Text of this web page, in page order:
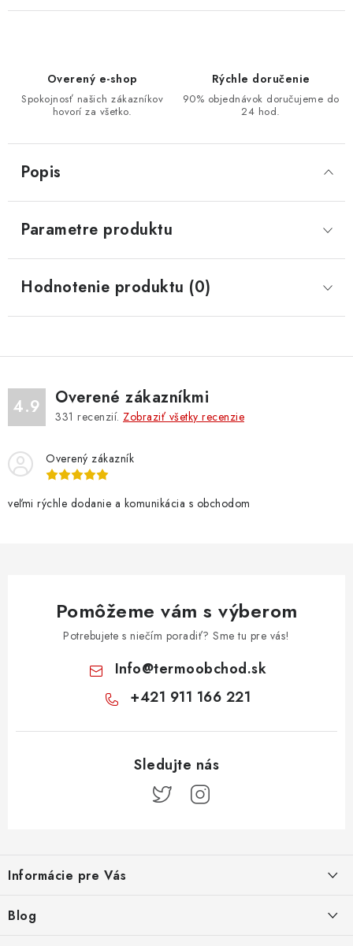
Overený e-shop
Spokojnosť našich zákazníkov
hovorí za všetko.
Rýchle doručenie
90% objednávok doručujeme do
24 hod.
Popis
Parametre produktu
Hodnotenie produktu (0)
4.9 Overené zákazníkmi
331 recenzií. Zobraziť všetky recenzie
Overený zákazník
veľmi rýchle dodanie a komunikácia s obchodom
Pomôžeme vám s výberom
Potrebujete s niečím poradiť? Sme tu pre vás!
Info@termoobchod.sk
+421 911 166 221
p
ä
Informácie pre Vás
Blog